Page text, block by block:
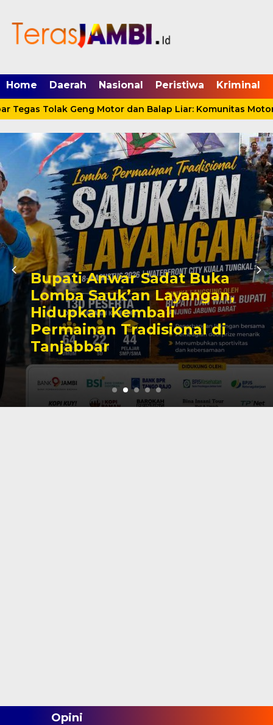
Home Daerah Nasional Peristiwa Kriminal
Tegas Tolak Geng Motor dan Balap Liar: Komunitas Motor
Hari Pramuka ke-65, Anwar
Sadat Ajak Pramuka Jadi
Garda Terdepan Jaga
Lingkungan Lewat Aksi
Nyata
Opini